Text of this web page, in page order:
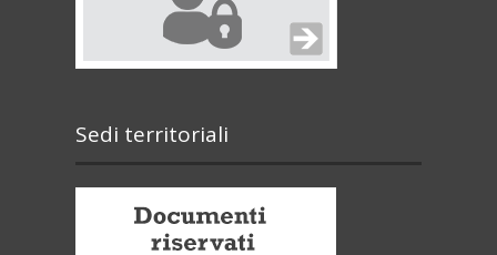
Sedi territoriali